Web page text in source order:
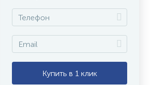
Купить в 1 клик